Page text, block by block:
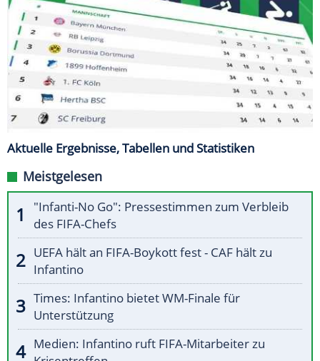
Aktuelle Ergebnisse, Tabellen und Statistiken
Meistgelesen
"Infanti-No Go": Pressestimmen zum Verbleib
des FIFA-Chefs
UEFA hält an FIFA-Boykott fest - CAF hält zu
Infantino
Times: Infantino bietet WM-Finale für
Unterstützung
Medien: Infantino ruft FIFA-Mitarbeiter zu